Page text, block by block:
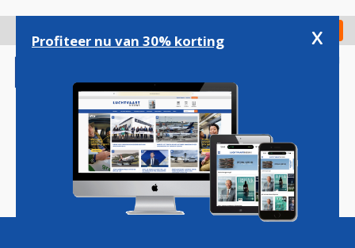
gaan
Check in
Magazine Podcasts Vacatures
Profiteer nu van 30% korting x